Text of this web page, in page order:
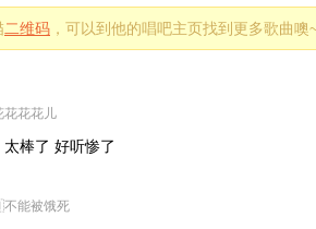
二维码 ，可以到他的唱吧主页找到更多歌曲噢
花花花儿
棒了 好听惨了
能被饿死